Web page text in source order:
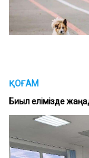
ҚОҒАМ
Биыл елімізде